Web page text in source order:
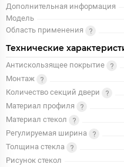
Дополнительная информация
Модель
Область применения
Технические
Антискользящее покрытие
Монтаж
Количество секций двери
Материал профиля
Материал стекол
Регулируемая ширина
Толщина стекла
Рисунок стекол